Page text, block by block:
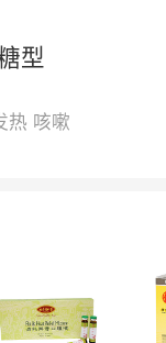
型
热 咳嗽